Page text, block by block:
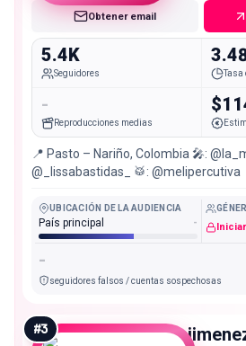
Obtener email
5.4K
Seguidores Tasa
-
Reproducciones medias
📍 Pasto – Nariño, Colombia 🎤:
@_lissabastidas_ 🥁: @melipercutiva
UBICACIÓN DE LA AUDIENCIA
País principal -
-
seguidores falsos / cuentas sospechosas
#3